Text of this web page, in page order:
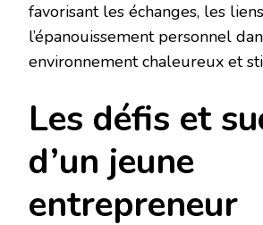
favorisant les échanges, les
l’épanouissement personnel
environnement chaleureux et
Les défis et
d’un jeune
entrepreneur